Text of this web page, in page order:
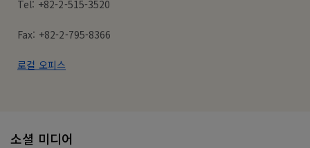
Tel: +82-2-515-3520
Fax: +82-2-795-8366
로컬 오피스
소셜 미디어